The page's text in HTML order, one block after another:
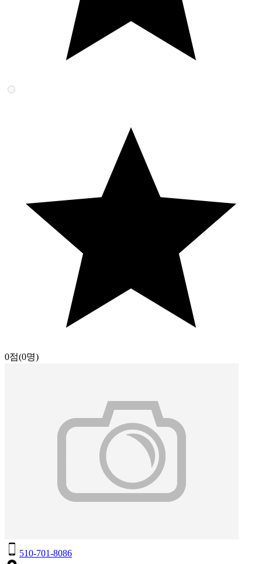
0점(0명)
510-701-8086